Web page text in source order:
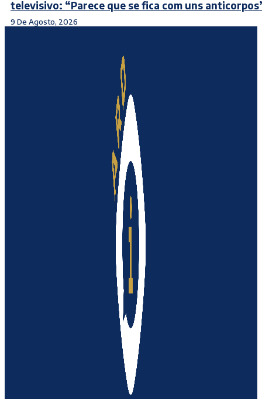
televisivo: “Parece que se fica com uns
9 De Agosto, 2026